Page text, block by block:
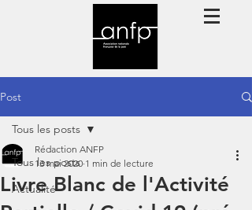
Post
Tous les posts
Actualité
Tous les posts
Livre Blanc de l'Activité
Rédaction ANFP
13 mai 2020 1 min de lecture